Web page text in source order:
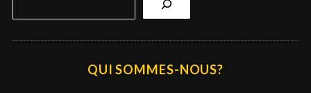
QUI SOMMES-NOUS?